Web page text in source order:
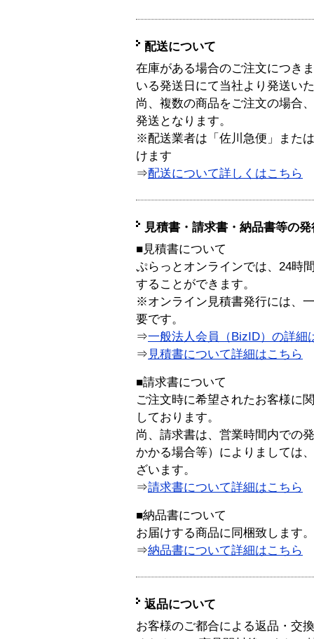
配送について
在庫がある場合のご注文につき
いる発送日にて当社より発送い
尚、複数の商品をご注文の場合
発送となります。
※配送業者は「佐川急便」また
けます
⇒配送について詳しくはこちら
見積書・請求書・納品書等の
■見積書について
ぷらっとオンラインでは、24時
することができます。
※オンライン見積書発行には、
要です。
⇒一般法人会員（BizID）の詳細
⇒ 見積書について詳細はこちら
■請求書について
ご注文時に希望されたお客様に
しております。
尚、請求書は、営業時間内での
かかる場合等）によりましては
ざいます。
⇒請求書について詳細はこちら
■納品書について
お届けする商品に同梱致します。
⇒納品書について詳細はこちら
返品について
お客様のご都合による返品・交